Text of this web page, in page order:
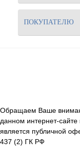
ПОКУПАТЕЛЮ
Обращаем Ваше
данном интернет-
является публичной
437 (2) ГК РФ